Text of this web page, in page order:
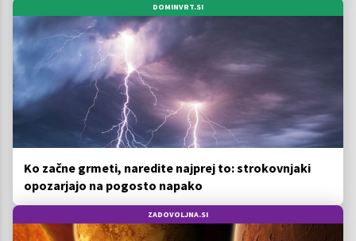
DOMINVRT.SI
Ko začne grmeti, naredite najprej to: strokovnjaki
opozarjajo na pogosto napako
ZADOVOLJNA.SI